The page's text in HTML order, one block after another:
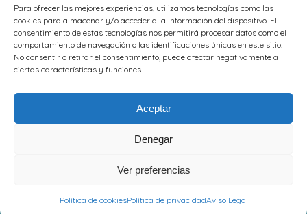
Para ofrecer las mejores experiencias, utilizamos tecnologías como las
cookies para almacenar y/o acceder a la información del dispositivo. El
consentimiento de estas tecnologías nos permitirá procesar datos como el
comportamiento de navegación o las identificaciones únicas en este sitio.
No consentir o retirar el consentimiento, puede afectar negativamente a
ciertas características y funciones.
Aceptar
Denegar
Ver preferencias
Política de cookiesPolítica de privacidadAviso Legal
CONSULTING